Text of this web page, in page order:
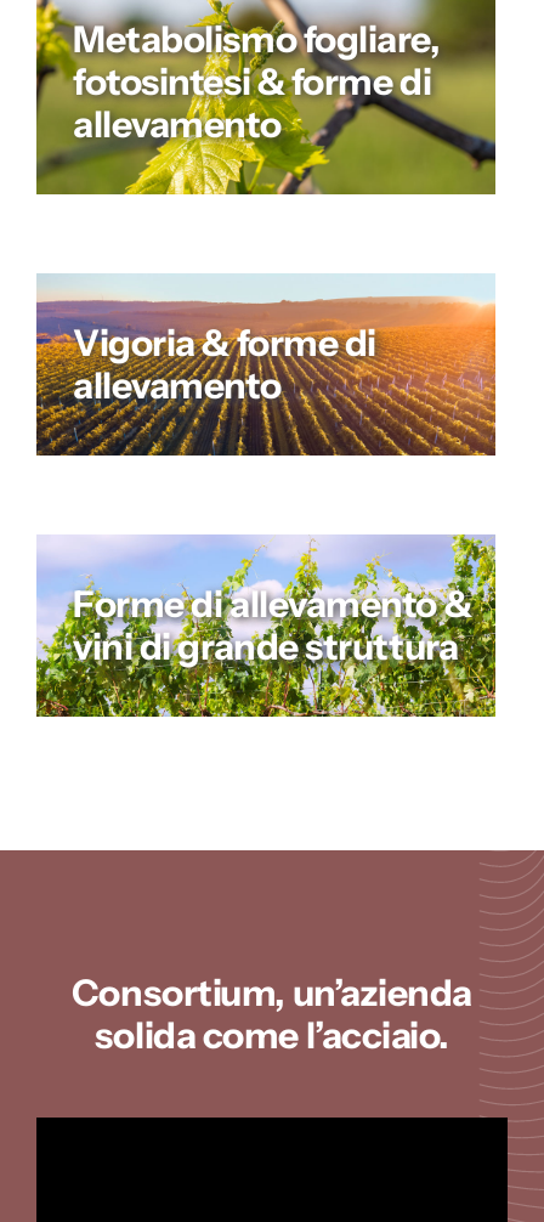
Metabolismo fogliare,
fotosintesi & forme di
allevamento
Vigoria & forme di
allevamento
Forme di allevamento &
vini di grande struttura
Consortium, un’azienda
solida come l’acciaio.